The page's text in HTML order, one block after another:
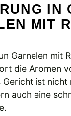
IN
MIT
Garnelen mit
die Aromen
Gericht ist nicht
auch eine